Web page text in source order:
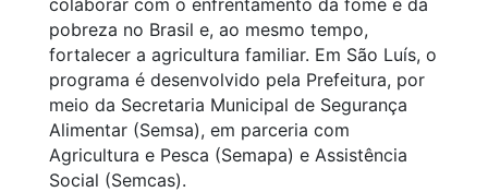
pobreza no Brasil e, ao mesmo tempo,
fortalecer a agricultura familiar. Em São Luís, o
programa é desenvolvido pela Prefeitura, por
meio da Secretaria Municipal de Segurança
Alimentar (Semsa), em parceria com
Agricultura e Pesca (Semapa) e Assistência
Social (Semcas).